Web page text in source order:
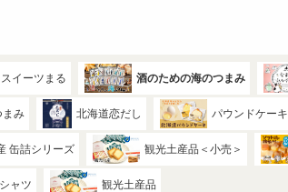
イーツまる 酒のための海のつまみ
まみ 北海道恋だし パウンドケーキ
缶詰シリーズ 観光土産品＜小売＞
ャツ 観光土産品